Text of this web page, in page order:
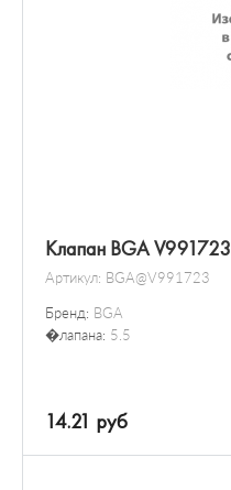
Клапан BGA V991723
Артикул: BGA@V991723
Бренд: BGA
�лапана: 5.5
14.21 руб